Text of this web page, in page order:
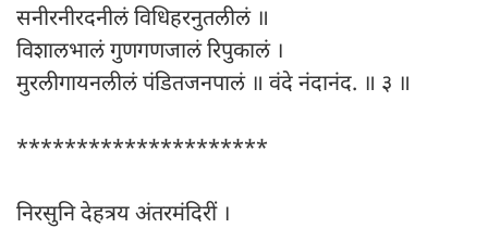
सनीरनीरदनीलं विधिहरनुतलीलं ॥
विशालभालं गुणगणजालं रिपुकालं ।
मुरलीगायनलीलं पंडितजनपालं ॥ वंदे नंदानंद. ॥ ३ ॥
*********************
निरसुनि देहत्रय अंतरमंदिरीं ।